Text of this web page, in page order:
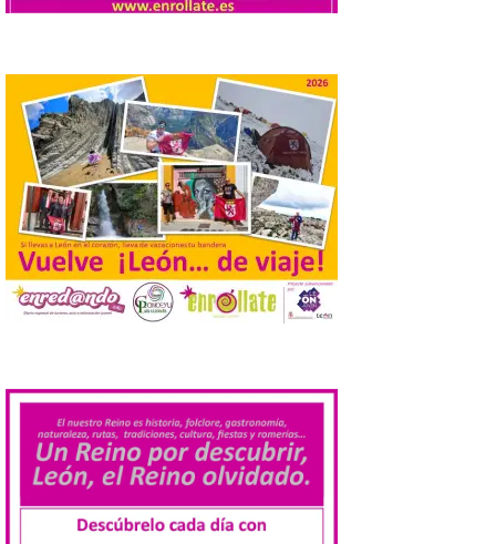
contaminación lumínica
el año. La Dirección General de Turismo
ha puesto en marcha diversas iniciativas
relacionadas […]
Cabárceno prepara tres
enclaves privilegiados
desde los que divisar el
eclipse solar del 12 de
agosto
8 Ago 2026
transportes y la
hostelería. En Alto
Campoo continuará la
programación musical de Estación
Sonora. Peña Cabarga, elegido lugar
preferente en la comunidad autónoma,
seguridad y acceso […]